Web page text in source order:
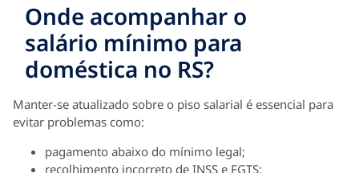
Onde acompanhar o
salário mínimo para
doméstica no RS?
Manter-se atualizado sobre o piso salarial é essencial para
evitar problemas como:
pagamento abaixo do mínimo legal;
recolhimento incorreto de INSS e FGTS;